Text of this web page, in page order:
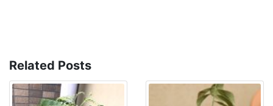
Related Posts